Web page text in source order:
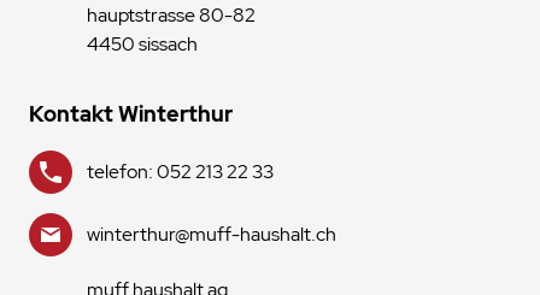
hauptstrasse 80-82
4450 sissach
Kontakt Winterthur
telefon: 052 213 22 33
winterthur@muff-haushalt.ch
muff haushalt ag